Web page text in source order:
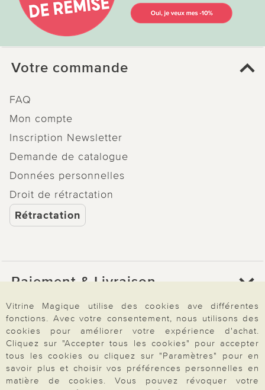
Votre commande
FAQ
Mon compte
Inscription Newsletter
Demande de catalogue
Données personnelles
Droit de rétractation
Rétractation
Paiement & Livraison
À propos de nous
Besoin d'aide?
Vitrine Magique utilise des cookies ave différentes
fonctions. Avec votre consentement, nous utilisons des
cookies pour améliorer votre expérience d'achat.
Cliquez sur "Accepter tous les cookies" pour accepter
tous les cookies ou cliquez sur "Paramètres" pour en
savoir plus et choisir vos préférences personnelles en
matière de cookies. Vous pouvez révoquer votre